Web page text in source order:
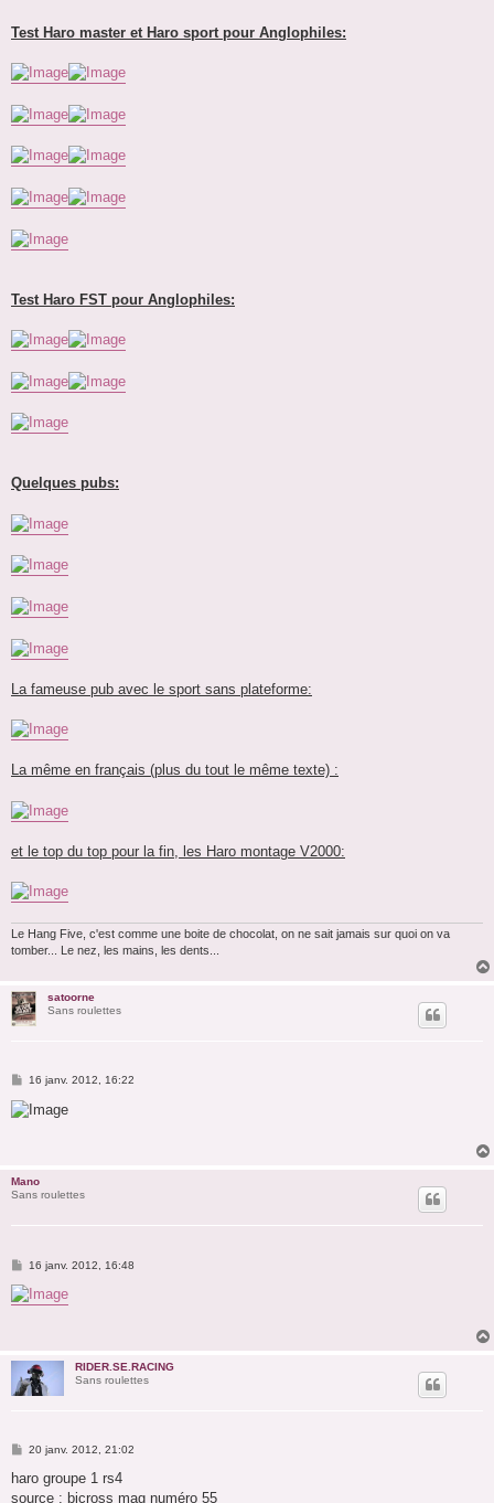
Test Haro master et Haro sport pour Anglophiles:
Test Haro FST pour Anglophiles:
Quelques pubs:
La fameuse pub avec le sport sans plateforme:
La même en français (plus du tout le même texte) :
et le top du top pour la fin, les Haro montage V2000:
Le Hang Five, c'est comme une boite de chocolat, on ne sait jamais sur quoi on va
tomber... Le nez, les mains, les dents...
satoorne
Sans roulettes
M
s
s
16 janv. 2012, 16:22
Mano
Sans roulettes
M
s
s
16 janv. 2012, 16:48
RIDER.SE.RACING
Sans roulettes
M
s
20 janv. 2012, 21:02
haro groupe 1 rs4
source : bicross mag numéro 55